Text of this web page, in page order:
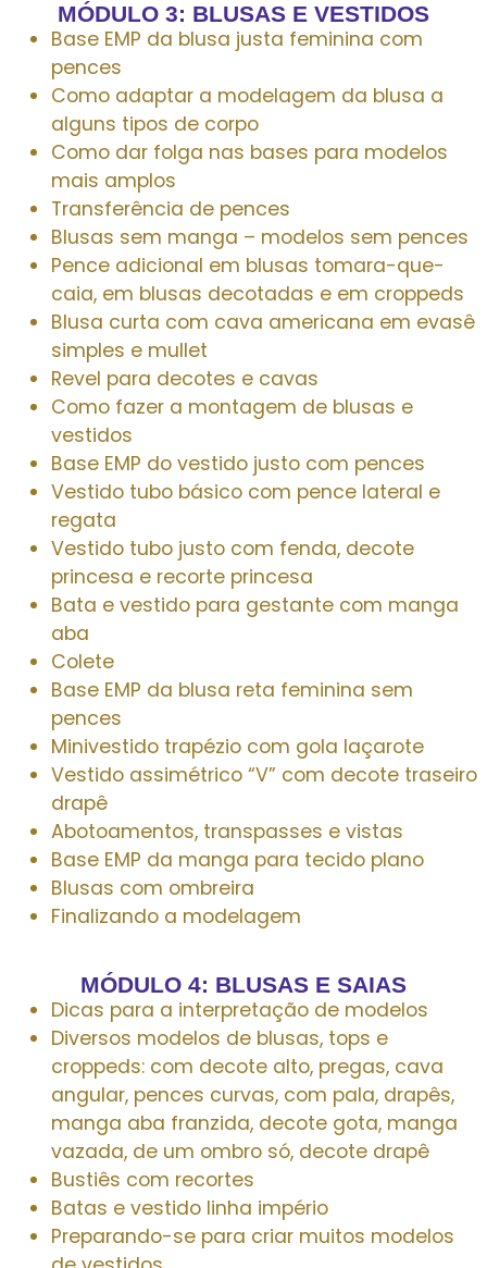
MÓDULO 3: BLUSAS E VESTIDOS
Base EMP da blusa justa feminina com
pences
Como adaptar a modelagem da blusa a
alguns tipos de corpo
Como dar folga nas bases para modelos
mais amplos
Transferência de pences
Blusas sem manga – modelos sem pences
Pence adicional em blusas tomara-que-
caia, em blusas decotadas e em croppeds
Blusa curta com cava americana em evasê
simples e mullet
Revel para decotes e cavas
Como fazer a montagem de blusas e
vestidos
Base EMP do vestido justo com pences
Vestido tubo básico com pence lateral e
regata
Vestido tubo justo com fenda, decote
princesa e recorte princesa
Bata e vestido para gestante com manga
aba
Colete
Base EMP da blusa reta feminina sem
pences
Minivestido trapézio com gola laçarote
Vestido assimétrico “V” com decote traseiro
drapê
Abotoamentos, transpasses e vistas
Base EMP da manga para tecido plano
Blusas com ombreira
Finalizando a modelagem
MÓDULO 4: BLUSAS E SAIAS
Dicas para a interpretação de modelos
Diversos modelos de blusas, tops e
croppeds: com decote alto, pregas, cava
angular, pences curvas, com pala, drapês,
manga aba franzida, decote gota, manga
vazada, de um ombro só, decote drapê
Bustiês com recortes
Batas e vestido linha império
Preparando-se para criar muitos modelos